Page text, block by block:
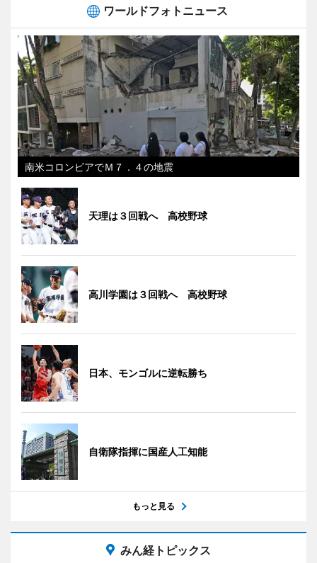
ワールドフォトニュース
南米コロンビアでＭ７．４の地震
天理は３回戦へ 高校野球
高川学園は３回戦へ 高校野球
日本、モンゴルに逆転勝ち
自衛隊指揮に国産人工知能
もっと見る
みん経トピックス